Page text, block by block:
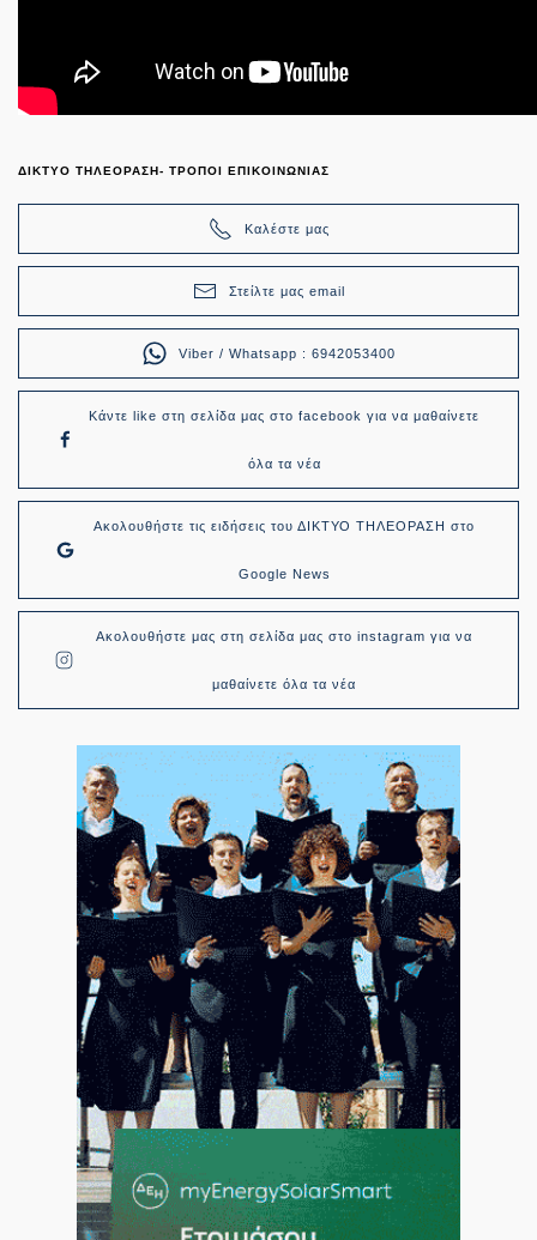
ΔΙΚΤΥΟ ΤΗΛΕΟΡΑΣΗ- ΤΡΟΠΟΙ ΕΠΙΚΟΙΝΩΝΙΑΣ
Καλέστε μας
Στείλτε μας email
Viber / Whatsapp : 6942053400
Κάντε like στη σελίδα μας στο facebook για να μαθαίνετε
όλα τα νέα
Ακολουθήστε τις ειδήσεις του ΔΙΚΤΥΟ ΤΗΛΕΟΡΑΣΗ στο
Google News
Ακολουθήστε μας στη σελίδα μας στο instagram για να
μαθαίνετε όλα τα νέα